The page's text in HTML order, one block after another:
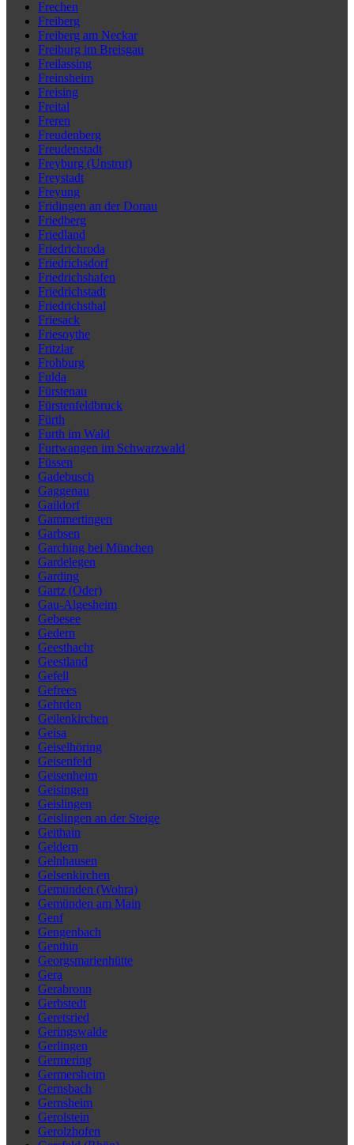
Frechen
Freiberg
Freiberg am Neckar
Freiburg im Breisgau
Freilassing
Freinsheim
Freising
Freital
Freren
Freudenberg
Freudenstadt
Freyburg (Unstrut)
Freystadt
Freyung
Fridingen an der Donau
Friedberg
Friedland
Friedrichroda
Friedrichsdorf
Friedrichshafen
Friedrichstadt
Friedrichsthal
Friesack
Friesoythe
Fritzlar
Frohburg
Fulda
Fürstenau
Fürstenfeldbruck
Fürth
Furth im Wald
Furtwangen im Schwarzwald
Füssen
Gadebusch
Gaggenau
Gaildorf
Gammertingen
Garbsen
Garching bei München
Gardelegen
Garding
Gartz (Oder)
Gau-Algesheim
Gebesee
Gedern
Geesthacht
Geestland
Gefell
Gefrees
Gehrden
Geilenkirchen
Geisa
Geiselhöring
Geisenfeld
Geisenheim
Geisingen
Geislingen
Geislingen an der Steige
Geithain
Geldern
Gelnhausen
Gelsenkirchen
Gemünden (Wohra)
Gemünden am Main
Genf
Gengenbach
Genthin
Georgsmarienhütte
Gera
Gerabronn
Gerbstedt
Geretsried
Geringswalde
Gerlingen
Germering
Germersheim
Gernsbach
Gernsheim
Gerolstein
Gerolzhofen